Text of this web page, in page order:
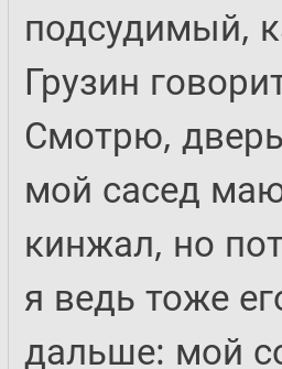
подсудимый,
Грузин
Смотрю,
мой сасед
кинжал, но
я ведь тоже
дальше: мой